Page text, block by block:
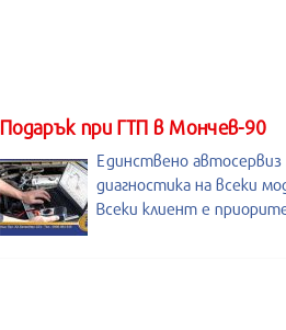
Подарък при ГТП в Мончев-90
Единствено
диагностика на всеки
Всеки клиент е